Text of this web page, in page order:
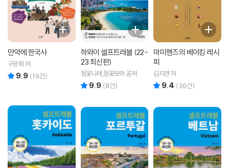
만약에 한국사
구완회 저
9.9 (19건)
하와이 셀프트래블 (22-
23 최신판)
정꽃나래,정꽃보라 공저
9.9 (8건)
마미핸즈의 베이킹 레시
피
김지연 저
9.4 (30건)